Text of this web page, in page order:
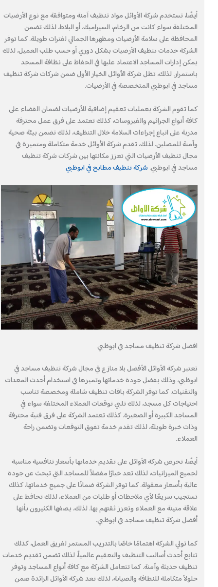
أيضًا، تستخدم شركة الأوائل مواد تنظيف آمنة ومتوافقة مع نوع الأرضيات
المختلفة سواء كانت من الرخام، السيراميك، أو البلاط، لذلك تضمن
المحافظة على سلامة الأرضيات ومظهرها الجمالي لفترات طويلة. كما توفر
الشركة خدمات تنظيف الأرضيات بشكل دوري أو حسب طلب العميل، لذلك
يمكن إدارات المساجد الاعتماد عليها في الحفاظ على نظافة المسجد
باستمرار. لذلك، تظل شركة الأوائل الخيار الأول ضمن شركات شركة تنظيف
مساجد في ابوظبي المتخصصة في الأرضيات.
كما تقوم الشركة بعمليات تعقيم إضافية للأرضيات لضمان القضاء على
كافة أنواع الجراثيم والفيروسات، كذلك تعتمد على فرق عمل محترفة
مدربة على اتباع إجراءات السلامة خلال التنظيف، لذلك تضمن بيئة صحية
وآمنة للمصلين. لذلك، تقدم شركة الأوائل خدمة متكاملة ومتميزة في
مجال تنظيف الأرضيات التي تعزز مكانتها بين شركات شركة تنظيف
مساجد في ابوظبي.شركة تنظيف مطابخ في ابوظبي
افضل شركة تنظيف مساجد في ابوظبي
تعتبر شركة الأوائل الأفضل بلا منازع في مجال شركة تنظيف مساجد في
ابوظبي، وذلك بفضل جودة خدماتها وتميزها في استخدام أحدث المعدات
والتقنيات. كما توفر الشركة باقات تنظيف شاملة ومخصصة تناسب
احتياجات كل مسجد، لذلك تلبي توقعات العملاء المختلفة سواء في
المساجد الكبيرة أو الصغيرة. كذلك تعتمد الشركة على فرق فنية محترفة
وذات خبرة طويلة، لذلك تقدم خدمة تفوق التوقعات وتضمن راحة
العملاء.
أيضًا، تحرص شركة الأوائل على تقديم خدماتها بأسعار تنافسية مناسبة
لجميع الميزانيات، لذلك تعد خيارًا مفضلاً للمساجد التي تبحث عن جودة
عالية بأسعار معقولة. كما توفر الشركة ضمانًا على جميع خدماتها، كذلك
تستجيب سريعًا لأي ملاحظات أو طلبات من العملاء، لذلك تحافظ على
علاقة متينة مع العملاء وتعزز ثقتهم بها. لذلك، يصفها الكثيرون بأنها
أفضل شركة تنظيف مساجد في ابوظبي.
كما تولي الشركة اهتمامًا خاصًا بالتدريب المستمر لفريق العمل، كذلك
تتابع أحدث أساليب التنظيف والتعقيم عالمياً، لذلك تضمن تقديم خدمات
تنظيف حديثة وآمنة. كما تتعامل الشركة مع كافة أنواع المساجد وتوفر
حلولاً متكاملة للنظافة والصيانة، لذلك تعد شركة الأوائل الرائدة ضمن